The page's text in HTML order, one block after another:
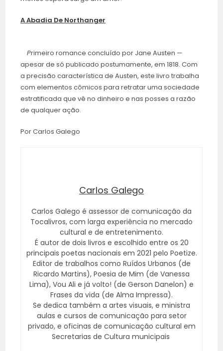
A Abadia De Northanger
Primeiro romance concluído por Jane Austen —
apesar de só publicado postumamente, em 1818. Com
a precisão característica de Austen, este livro trabalha
com elementos cômicos para retratar uma sociedade
estratificada que vê no dinheiro e nas posses a razão
de qualquer ação.
Por Carlos Galego
Carlos Galego
Carlos Galego é assessor de comunicação da
Tocalivros, com larga experiência no mercado
cultural e de entretenimento.
É autor de dois livros e escolhido entre os 20
principais poetas nacionais em 2021 pelo Poetize.
Editor de trabalhos como Ruídos Urbanos (de
Ricardo Martins), Poesia de Mim (de Vanessa
Lima), Vou Ali e já volto! (de Gerson Danelon) e
Frases da vida (de Alma Impressa).
Se dedica também a artes visuais, e ministra
aulas e cursos de comunicação para setor
privado, e oficinas de comunicação cultural em
Secretarias de Cultura municipais